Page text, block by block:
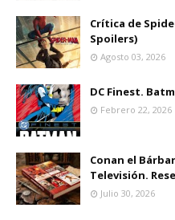
Crítica de
Spoilers)
Agosto 03, 2026
DC Finest.
Febrero 22, 2026
Conan el
Televisión.
Julio 30, 2026